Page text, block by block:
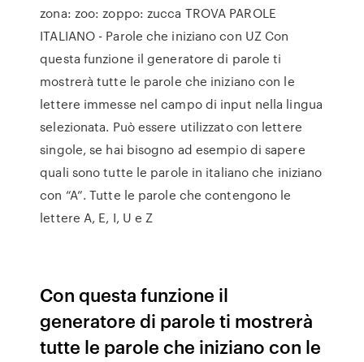
zona: zoo: zoppo: zucca TROVA PAROLE
ITALIANO - Parole che iniziano con UZ Con
questa funzione il generatore di parole ti
mostrerà tutte le parole che iniziano con le
lettere immesse nel campo di input nella lingua
selezionata. Può essere utilizzato con lettere
singole, se hai bisogno ad esempio di sapere
quali sono tutte le parole in italiano che iniziano
con “A”. Tutte le parole che contengono le
lettere A, E, I, U e Z
Con questa funzione il
generatore di parole ti mostrerà
tutte le parole che iniziano con le